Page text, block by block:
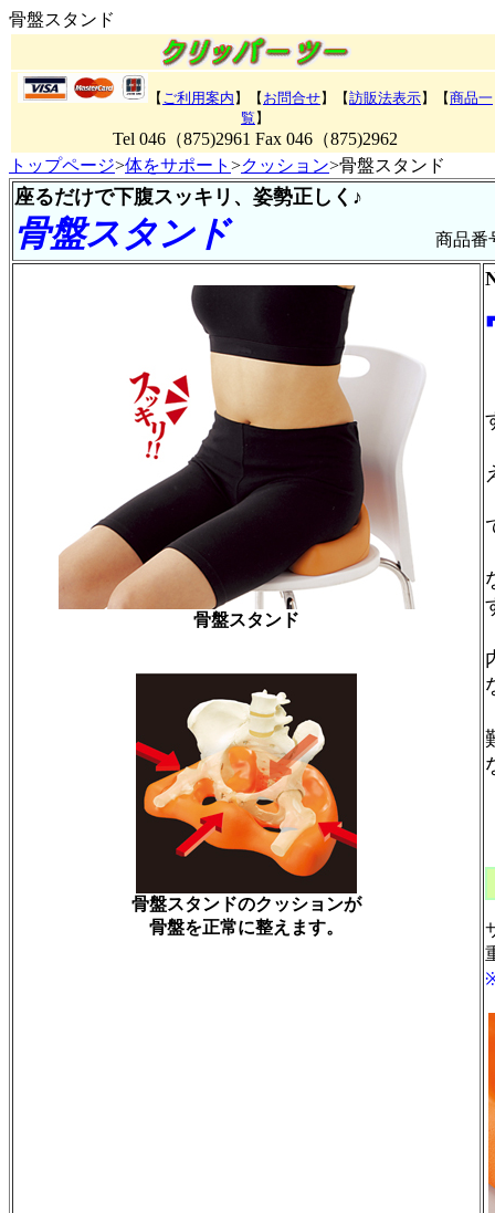
骨盤スタンド
【 ご利用案内 】【 お問合せ】【訪販法表示】【商品一
覧 】
Tel 046（875)2961 Fax 046（875)2962
トップページ>体をサポート >クッション>骨盤スタンド
座るだけで下腹スッキリ、姿勢正しく♪
骨盤スタンド 商品番
骨盤スタンド
骨盤スタンドのクッションが
骨盤を正常に整えます。